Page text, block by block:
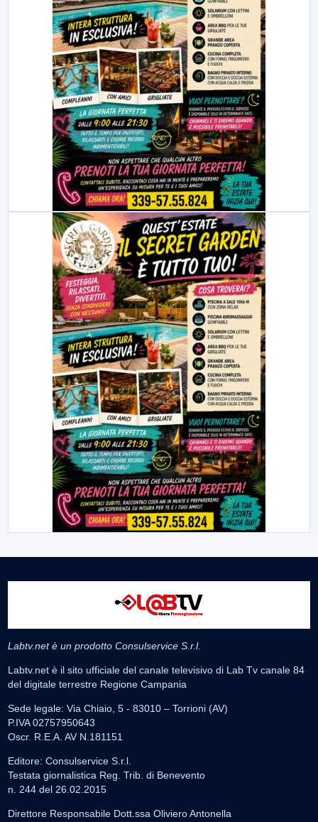
Labtv.net è un prodotto Consulservice S.r.l.
Labtv.net è il sito ufficiale del canale televisivo di Lab Tv canale 84
del digitale terrestre Regione Campania
Sede legale: Via Chiaio, 5 - 83010 – Torrioni (AV)
P.IVA 02757950643
Oscr. R.E.A. AV N.181151
Editore: Consulservice S.r.l.
Testata giornalistica Reg. Trib. di Benevento
n. 244 del 26.02.2015
Direttore Responsabile Dott.ssa Oliviero Antonella